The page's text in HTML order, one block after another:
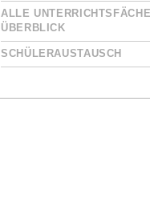
ALLE
ÜBERBLICK
SCHÜLERAUSTAUSCH